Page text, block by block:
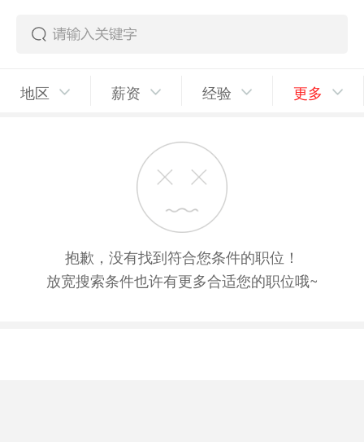
地区 薪资 经验 更多
抱歉，没有找到符合您条件的职位！
放宽搜索条件也许有更多合适您的职位哦~